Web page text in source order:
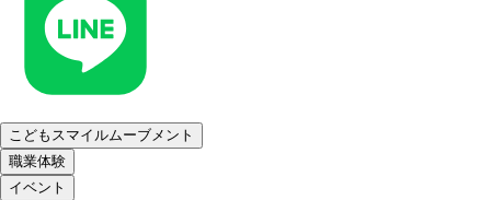
こどもスマイルムーブメント
職業体験
イベント